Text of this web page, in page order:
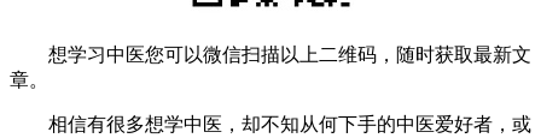
想学习中医您可以微信扫描以上二维码，随时获取最新文
章。
相信有很多想学中医，却不知从何下手的中医爱好者，或